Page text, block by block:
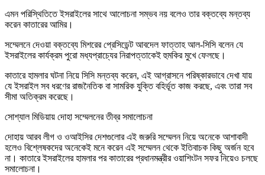
এমন পরিস্থিতিতে ইসরাইলের সাথে আলোচনা সম্ভব নয় বলেও তার বক্তব্যে মন্তব্য
করেন কাতারের আমির।
সম্মেলনে দেওয়া বক্তব্যে মিশরের প্রেসিডেন্ট আবদেল ফাত্তাহ আল-সিসি বলেন যে
ইসরাইলের কার্যক্রম পুরো মধ্যপ্রাচ্যের নিরাপত্তাকেই হুমকির মুখে ফেলছে।
কাতারে হামলার ঘটনা নিয়ে সিসি মন্তব্য করেন, এই আগ্রাসনে পরিষ্কারভাবে দেখা যায়
যে ইসরাইল সব ধরণের রাজনৈতিক বা সামরিক যুক্তি বহির্ভূত কাজ করছে, এবং তারা সব
সীমা অতিক্রম করেছে।
সোশ্যাল মিডিয়ায় দোহা সম্মেলনের তীব্র সমালোচনা
দোহায় আরব লীগ ও ওআইসির দেশগুলোর এই জরুরি সম্মেলন নিয়ে অনেকে আশাবাদী
হলেও বিশ্লেষকদের অনেকেই মনে করেন এই সম্মেলন থেকে ইতিবাচক কিছু অর্জন হবে
না। কাতারে ইসরাইলের হামলার পর কাতারের প্রধানমন্ত্রীর ওয়াশিংটন সফর নিয়েও চলছে
সমালোচনা।